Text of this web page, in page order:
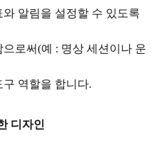
알림을 설정할 수 있도록
로써(예 : 명상 세션이나 운
역할을 합니다.
디자인